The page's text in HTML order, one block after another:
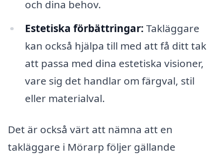
och dina behov.
Estetiska förbättringar: Takläggare
kan också hjälpa till med att få ditt tak
att passa med dina estetiska visioner,
vare sig det handlar om färgval, stil
eller materialval.
Det är också värt att nämna att en
takläggare i Mörarp följer gällande